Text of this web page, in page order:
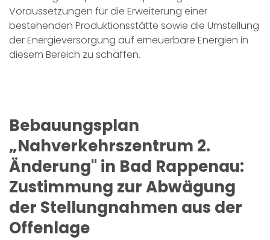
Voraussetzungen für die Erweiterung einer
bestehenden Produktionsstätte sowie die Umstellung
der Energieversorgung auf erneuerbare Energien in
diesem Bereich zu schaffen.
Bebauungsplan
„Nahverkehrszentrum 2.
Änderung'' in Bad Rappenau:
Zustimmung zur Abwägung
der Stellungnahmen aus der
Offenlage